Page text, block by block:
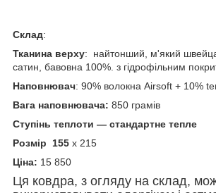
Склад:
Тканина верху: найтонший, м'який
сатин, бавовна 100%. з гідрофільним
Наповнювач: 90% волокна Airsoft + 10%
Вага наповнювача: 850 грамів
Ступінь теплоти — стандартне тепле
Розмір 155 х 215
Ціна: 15 850
Ця ковдра, з огляду на склад,